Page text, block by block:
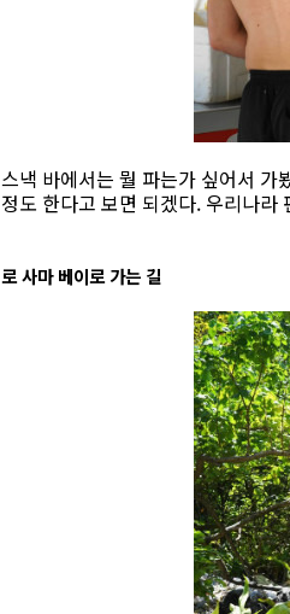
스낵 바에서는 뭘 파는가 싶어서
정도 한다고 보면 되겠다. 우리나라
로 사마 베이로 가는 길